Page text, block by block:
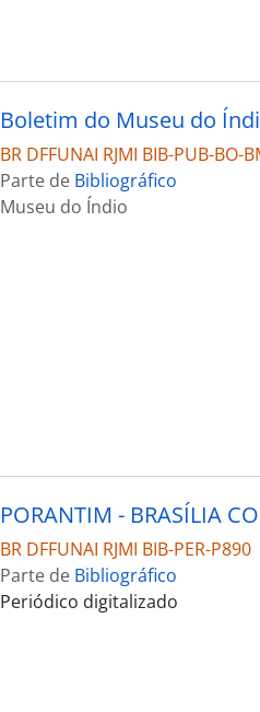
Boletim do Museu do
BR DFFUNAI RJMI BIB-PUB-BO-
Parte de Bibliográfico
Museu do Índio
BR DFFUNAI RJMI BIB-PER-P890
Parte de Bibliográfico
Periódico digitalizado